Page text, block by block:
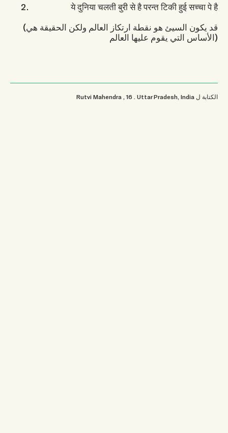
ये दुनिया चलती बुरी से है परन्त टिकी हुई सच्चा पे है
(قد يكون السيئ هو نقطة ارتكاز العالم ولكن الحقيقة هي
الأساس التي يقوم عليها العالم)
Rutvi Mahendra , 16 Uttar Pradesh, India الكتابة ل